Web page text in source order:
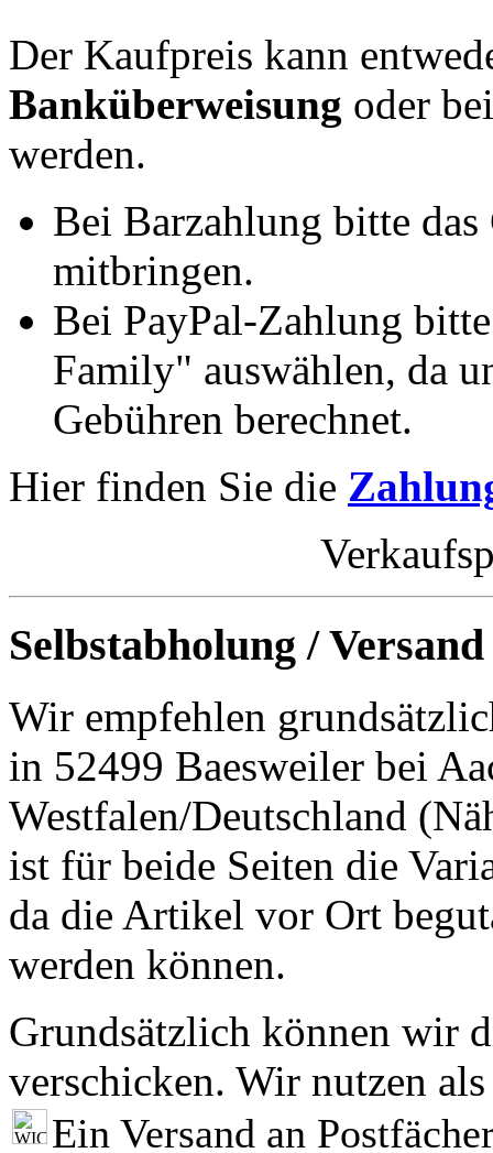
Der Kaufpreis kann
Banküberweisung oder
werden.
Bei Barzahlung bitte
mitbringen.
Bei PayPal-Zahlung
Family" auswählen, da
Gebühren berechnet.
Hier finden Sie die
Selbstabholung / Versand
Wir empfehlen
in 52499 Baesweiler bei
Westfalen/Deutschland
ist für beide Seiten die
da die Artikel vor Ort
werden können.
Grundsätzlich können wir
verschicken. Wir nutzen
Ein Versand an